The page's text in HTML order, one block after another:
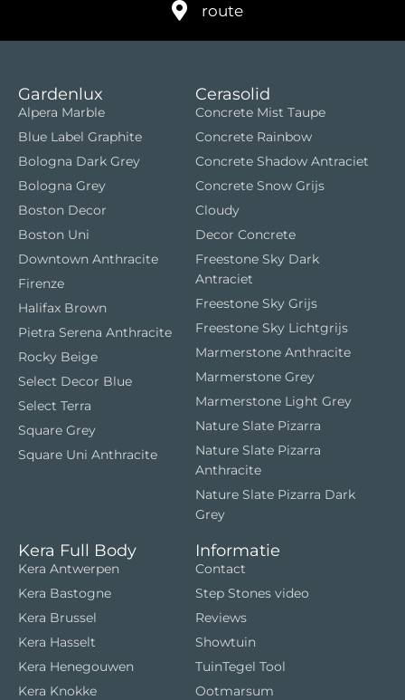
route
Gardenlux
Alpera Marble
Blue Label Graphite
Bologna Dark Grey
Bologna Grey
Boston Decor
Boston Uni
Downtown Anthracite
Firenze
Halifax Brown
Pietra Serena Anthracite
Rocky Beige
Select Decor Blue
Select Terra
Square Grey
Square Uni Anthracite
Cerasolid
Concrete Mist Taupe
Concrete Rainbow
Concrete Shadow Antraciet
Concrete Snow Grijs
Cloudy
Decor Concrete
Freestone Sky Dark
Antraciet
Freestone Sky Grijs
Freestone Sky Lichtgrijs
Marmerstone Anthracite
Marmerstone Grey
Marmerstone Light Grey
Nature Slate Pizarra
Nature Slate Pizarra
Anthracite
Nature Slate Pizarra Dark
Grey
Kera Full Body
Kera Antwerpen
Kera Bastogne
Kera Brussel
Kera Hasselt
Kera Henegouwen
Kera Knokke
Informatie
Contact
Step Stones video
Reviews
Showtuin
TuinTegel Tool
Ootmarsum